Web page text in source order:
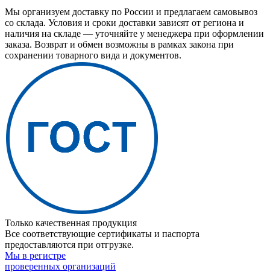
Мы организуем доставку по России и предлагаем самовывоз
со склада. Условия и сроки доставки зависят от региона и
наличия на складе — уточняйте у менеджера при оформлении
заказа. Возврат и обмен возможны в рамках закона при
сохранении товарного вида и документов.
Только качественная продукция
Все соответствующие сертификаты и паспорта
предоставляются при отгрузке.
Мы в регистре
проверенных организаций